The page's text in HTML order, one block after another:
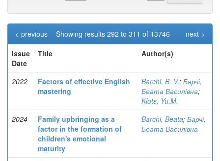
Showing results 292 to 311 of 13746
< previous
next >
Issue
Date
Title Author(s)
2022
Factors of effective English
mastering
Barchi, B. V.; Барчі,
Беата Василівна;
Klots, Yu.M.
2024
Family upbringing as a
factor in the formation of
children's emotional
maturity
Barchi, Beata; Барчі,
Беата Василівна